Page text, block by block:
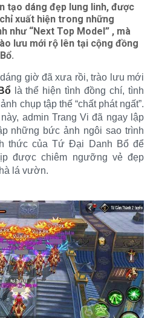
tạo dáng đẹp lung linh, được
xuất hiện trong những
như “Next Top Model” , mà
lưu mới rộ lên tại cộng đồng
giờ đã xưa rồi, trào lưu mới
là thể hiện tình đồng chí, tình
chụp tập thế “chất phát ngất”.
admin Trang Vi đã ngay lập
những bức ảnh ngôi sao trình
thức của Tứ Đại Danh Bổ để
được chiêm ngưỡng vẻ đẹp
lá vườn.